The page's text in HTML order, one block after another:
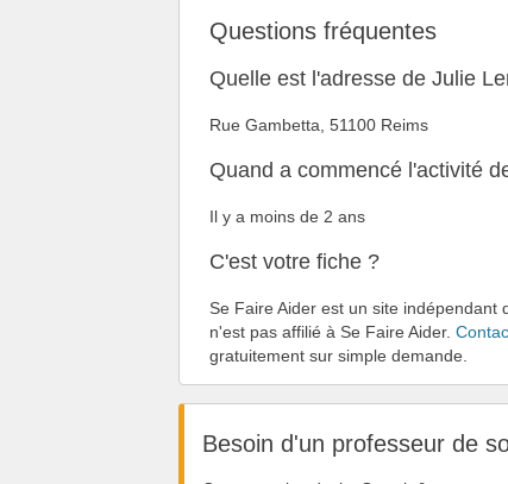
Questions fréquentes
Quelle est l'adresse de Julie
Rue Gambetta, 51100 Reims
Quand a commencé l'activité
Il y a moins de 2 ans
C'est votre fiche ?
Se Faire Aider est un site
n'est pas affilié à Se Faire Aider.
gratuitement sur simple demande.
Besoin d'un professeur de